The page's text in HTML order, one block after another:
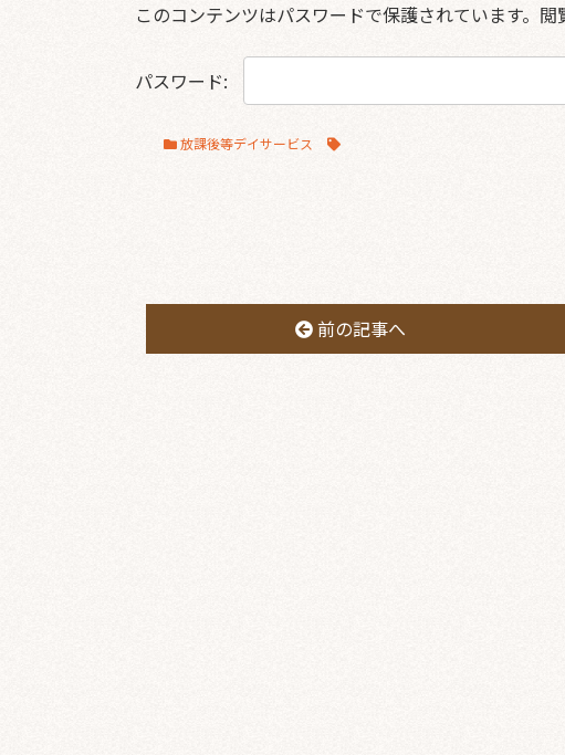
このコンテンツはパスワードで保護されています。
パスワード:
放課後等デイサービス
前の記事へ